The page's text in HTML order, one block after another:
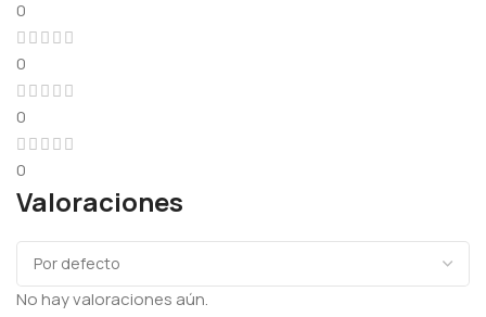
0
0
0
0
Valoraciones
No hay valoraciones aún.